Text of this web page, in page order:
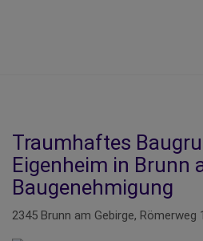
Traumhaftes
Eigenheim in Brunn
Baugenehmigung
2345 Brunn am Gebirge, Römerweg